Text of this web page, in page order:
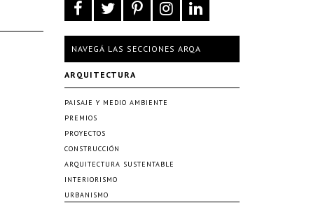
NAVEGÁ LAS SECCIONES ARQA
ARQUITECTURA
PAISAJE Y MEDIO AMBIENTE
PREMIOS
PROYECTOS
CONSTRUCCIÓN
ARQUITECTURA SUSTENTABLE
INTERIORISMO
URBANISMO